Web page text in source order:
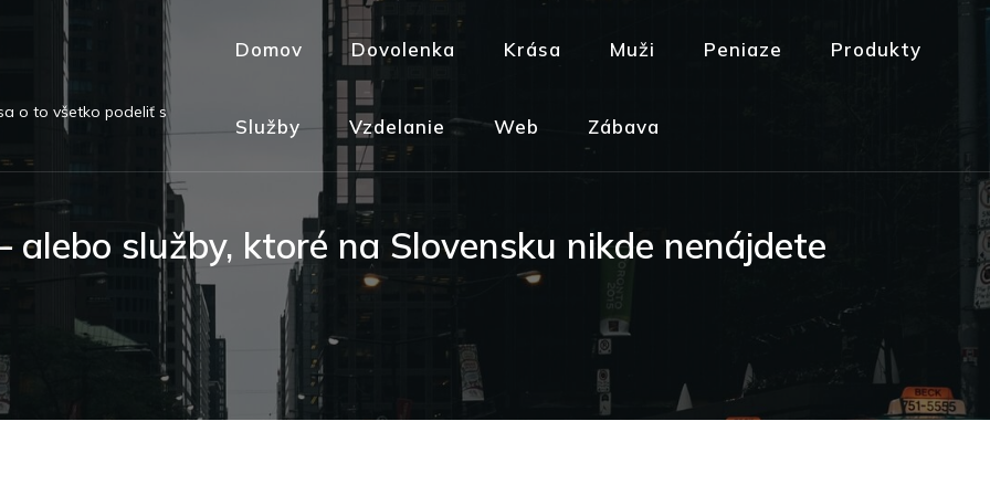
Domov Dovolenka Krása Muži Peniaze Produkty
Služby Vzdelanie Web Zábava
alebo služby, ktoré na Slovensku nikde nenájdete